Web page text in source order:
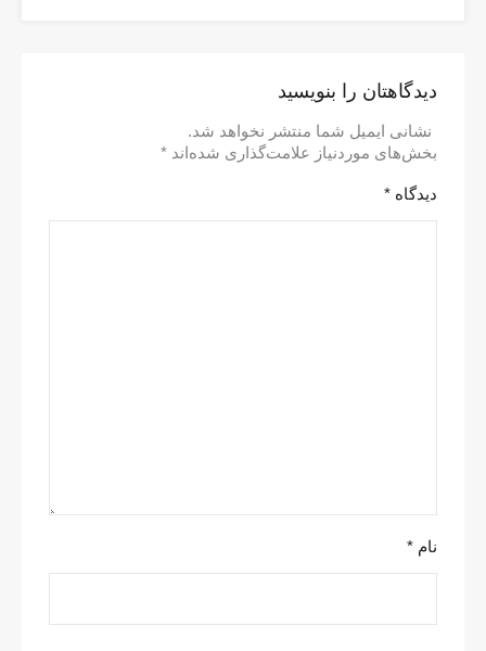
دیدگاهتان را بنویسید
نشانی ایمیل شما منتشر نخواهد شد.
بخش‌های موردنیاز علامت‌گذاری شده‌اند *
دیدگاه *
نام *